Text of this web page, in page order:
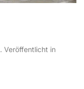
. Veröffentlicht in